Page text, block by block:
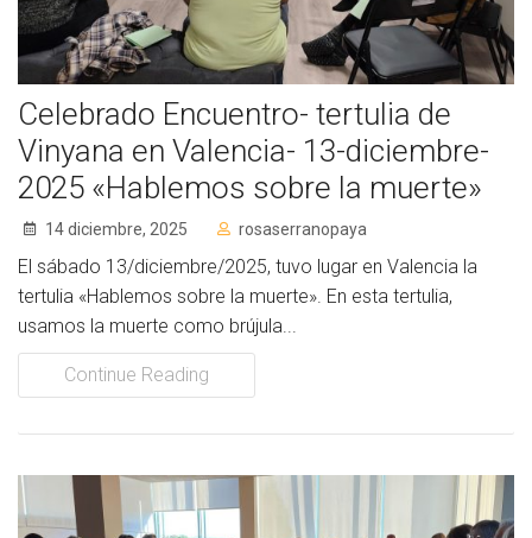
Socios Colaboradores
Colaboramos con
Formaciones
Nuestra propuesta de formación
Acompañamiento
Noticias
Contacto
Cómo Colaborar
Celebrado Encuentro- tertulia de
Vinyana en Valencia- 13-diciembre-
2025 «Hablemos sobre la muerte»
14 diciembre, 2025 rosaserranopaya
El sábado 13/diciembre/2025, tuvo lugar en Valencia la
tertulia «Hablemos sobre la muerte». En esta tertulia,
usamos la muerte como brújula...
Continue Reading